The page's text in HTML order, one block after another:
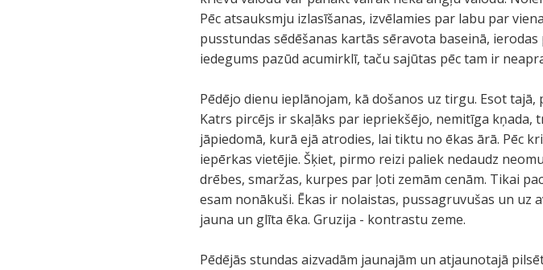
Pēc atsauksmju izlasīšanas, izvēlamies par labu par
pusstundas sēdēšanas kartās sēravota baseinā,
iedegums pazūd acumirklī, taču sajūtas pēc tam ir
Pēdējo dienu ieplānojam, kā došanos uz tirgu. Esot
Katrs pircējs ir skaļāks par iepriekšējo, nemitīga
jāpiedomā, kurā ejā atrodies, lai tiktu no ēkas ārā. Pēc
iepērkas vietējie. Šķiet, pirmo reizi paliek nedaudz
drēbes, smaržas, kurpes par ļoti zemām cenām. Tikai
esam nonākuši. Ēkas ir nolaistas, pussagruvušas un
jauna un glīta ēka. Gruzija - kontrastu zeme.
Pēdējās stundas aizvadām jaunajām un atjaunotajā